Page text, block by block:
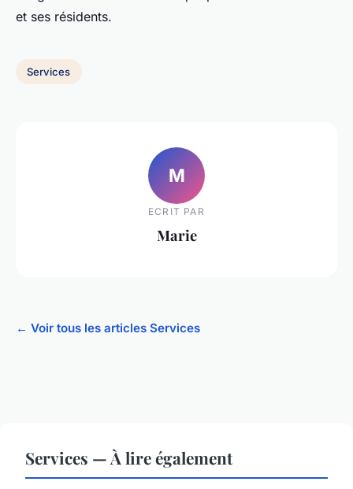
et ses résidents.
Services
M
ECRIT PAR
Marie
← Voir tous les articles Services
Services — À lire également